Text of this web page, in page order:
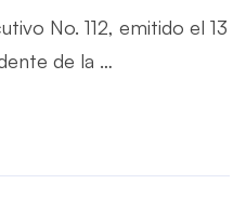
No. 112, emitido el 13
de la …